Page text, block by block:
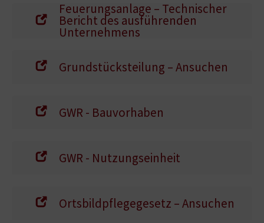
Feuerungsanlage – Technischer
Bericht des ausführenden
Unternehmens
Grundstücksteilung – Ansuchen
GWR - Bauvorhaben
GWR - Nutzungseinheit
Ortsbildpflegegesetz – Ansuchen